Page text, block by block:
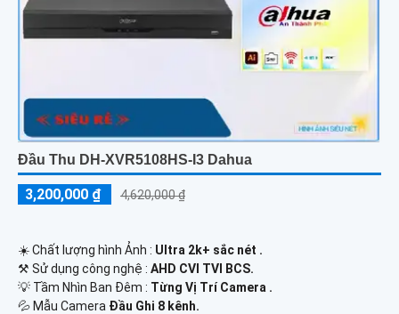
Đầu Thu DH-XVR5108HS-I3 Dahua
3,200,000 ₫ 4,620,000 ₫
☀️ Chất lượng hình Ảnh : Ultra 2k+ sắc nét .
⚒ Sử dụng công nghệ : AHD CVI TVI BCS.
💡 Tầm Nhìn Ban Đêm : Từng Vị Trí Camera .
💦 Mẫu Camera Đầu Ghi 8 kênh.